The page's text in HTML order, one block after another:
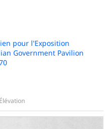
pour l'Exposition
Government Pavilion
Élévation